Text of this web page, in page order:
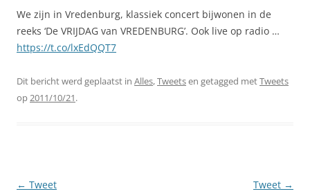
We zijn in Vredenburg, klassiek concert bijwonen in de
reeks ‘De VRIJDAG van VREDENBURG’. Ook live op radio …
https://t.co/lxEdQQT7
Dit bericht werd geplaatst in Alles,Tweetsen getagged metTweets
op2011/10/21.
Berichtnavigatie
← Tweet Tweet →